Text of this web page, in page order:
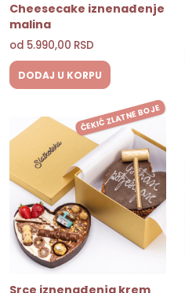
Cheesecake iznenađenje
malina
od 5.990,00 RSD
DODAJ U KORPU
ČEKIĆ ZLATNE BOJE